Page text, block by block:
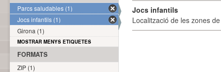
Jocs infantils
Localització de les zones
Parcs saludables (1)
Jocs infantils (1)
Girona (1)
MOSTRAR MENYS ETIQUETES
FORMATS
ZIP (1)